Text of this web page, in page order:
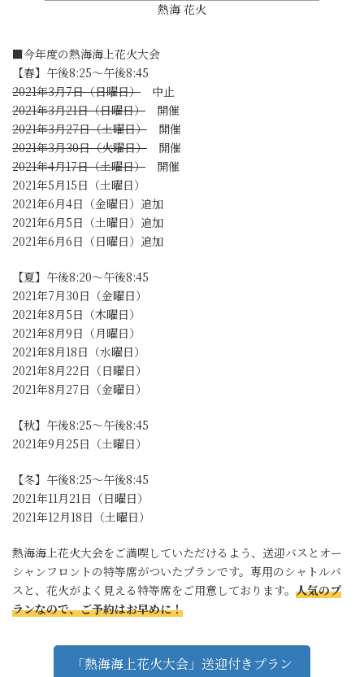
熱海 花火
■今年度の熱海海上花火大会
【春】午後8:25～午後8:45
2021年3月7日（日曜日） 中止
2021年3月21日（日曜日） 開催
2021年3月27日（土曜日） 開催
2021年3月30日（火曜日） 開催
2021年4月17日（土曜日） 開催
2021年5月15日（土曜日）
2021年6月4日（金曜日）追加
2021年6月5日（土曜日）追加
2021年6月6日（日曜日）追加
【夏】午後8:20～午後8:45
2021年7月30日（金曜日）
2021年8月5日（木曜日）
2021年8月9日（月曜日）
2021年8月18日（水曜日）
2021年8月22日（日曜日）
2021年8月27日（金曜日）
【秋】午後8:25～午後8:45
2021年9月25日（土曜日）
【冬】午後8:25～午後8:45
2021年11月21日（日曜日）
2021年12月18日（土曜日）
熱海海上花火大会をご満喫していただけるよう、送迎バスとオー
シャンフロントの特等席がついたプランです。専用のシャトルバ
スと、花火がよく見える特等席をご用意しております。 人気のプ
ランなので、ご予約はお早めに！
「熱海海上花火大会」送迎付きプラン